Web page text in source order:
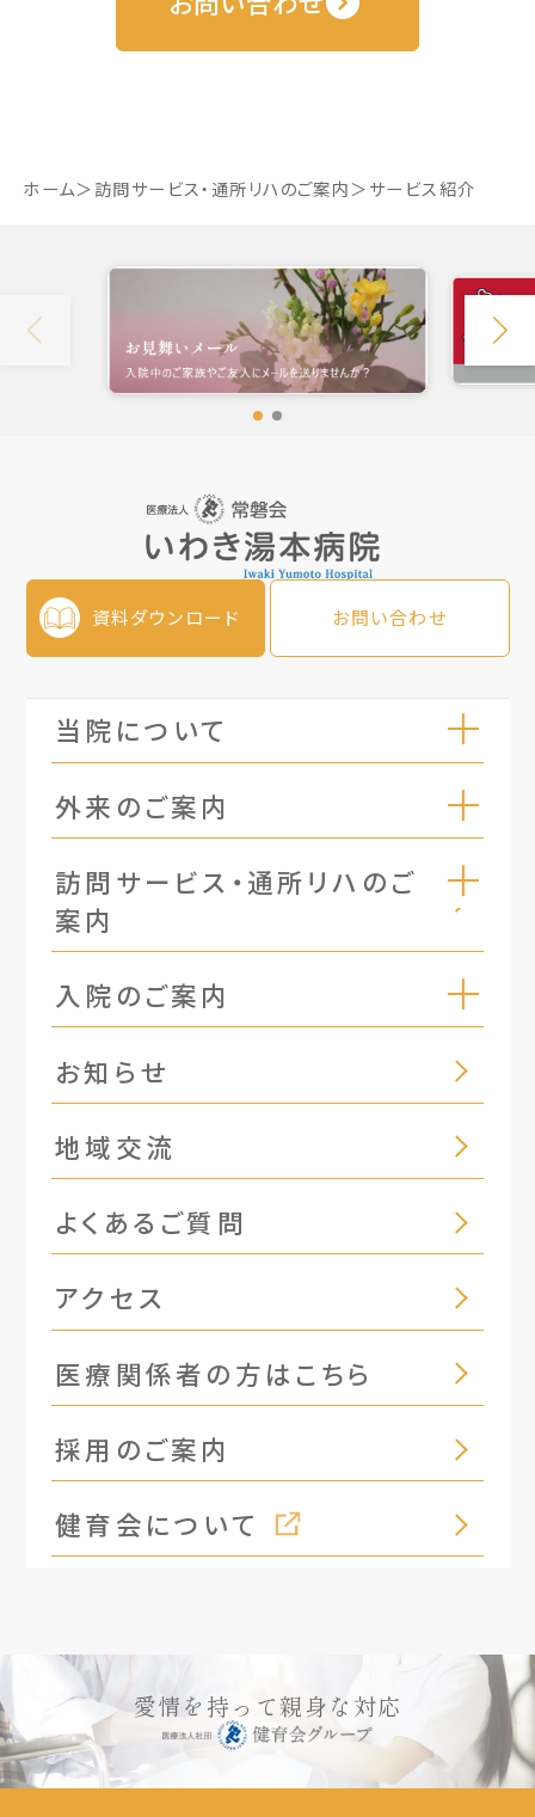
ホーム 訪問サービス・通所リハのご案内 サービス紹介
資料ダウンロード お問い合わせ
当院について
外来のご案内
訪問サービス・通所リハのご
案内
入院のご案内
お知らせ
地域交流
よくあるご質問
アクセス
医療関係者の方はこちら
採用のご案内
健育会について
愛情を持って親身な対応